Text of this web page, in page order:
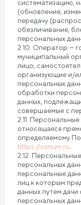
систематизацию,
(обновление,
передачу
обезличивание,
персональных
2.10. Оператор —
муниципальный
лицо,
организующие и/
персональных
обработки
данных,
совершаемые с
2.11.
относящаяся
определяемому
https://sonum.ru
2.12.
персональных
персональные
лиц к которым
данных путем
персональных